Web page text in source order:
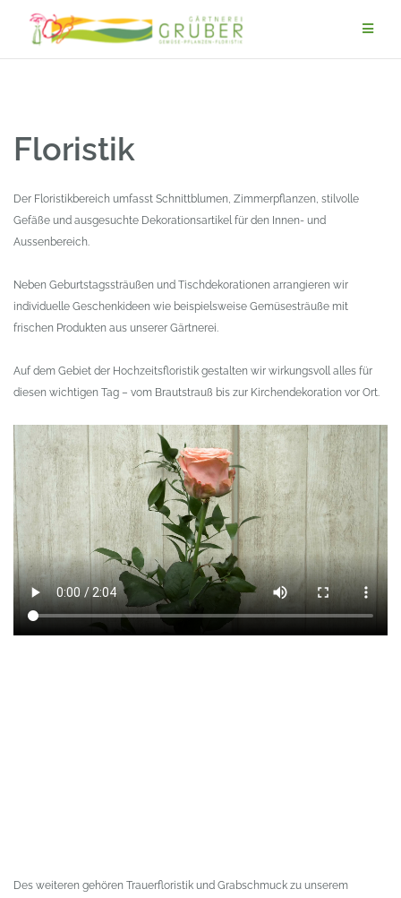
Floristik
Der Floristikbereich umfasst Schnittblumen, Zimmerpflanzen, stilvolle
Gefäße und ausgesuchte Dekorationsartikel für den Innen- und
Aussenbereich.
Neben Geburtstagssträußen und Tischdekorationen arrangieren wir
individuelle Geschenkideen wie beispielsweise Gemüsesträuße mit
frischen Produkten aus unserer Gärtnerei.
Auf dem Gebiet der Hochzeitsfloristik gestalten wir wirkungsvoll alles für
diesen wichtigen Tag – vom Brautstrauß bis zur Kirchendekoration vor Ort.
Des weiteren gehören Trauerfloristik und Grabschmuck zu unserem